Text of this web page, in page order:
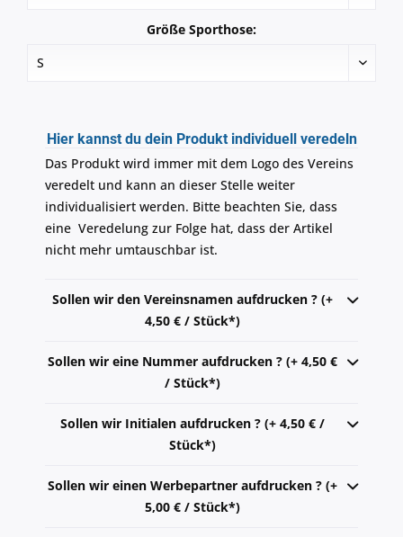
Größe Sporthose:
Hier kannst du dein Produkt individuell veredeln
Das Produkt wird immer mit dem Logo des Vereins
veredelt und kann an dieser Stelle weiter
individualisiert werden. Bitte beachten Sie, dass
eine Veredelung zur Folge hat, dass der Artikel
nicht mehr umtauschbar ist.
Sollen wir den Vereinsnamen aufdrucken ? (+
4,50 € / Stück*)
Sollen wir eine Nummer aufdrucken ? (+ 4,50 €
/ Stück*)
Sollen wir Initialen aufdrucken ? (+ 4,50 € /
Stück*)
Sollen wir einen Werbepartner aufdrucken ? (+
5,00 € / Stück*)